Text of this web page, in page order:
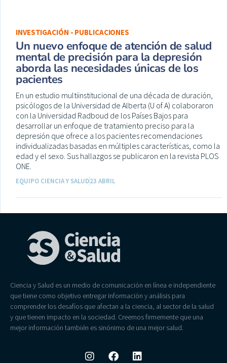
INVESTIGACIÓN - PUBLICACIONES
Un nuevo enfoque de atención de salud
mental de precisión para la depresión
aborda las necesidades únicas de los
pacientes
En un estudio multiinstitucional de una década de duración,
psicólogos de la Universidad de Alberta (U of A) colaboraron
con la Universidad Radboud de los Países Bajos para
desarrollar un enfoque de tratamiento preciso para la
depresión que ofrece a los pacientes recomendaciones
individualizadas basadas en múltiples características, como la
edad y el sexo. Sus hallazgos se publicaron en la revista PLOS
ONE.
EQUIPO CIENCIA Y SALUD23 ABRIL
Ciencia y Salud es un medio de comunicación en línea e independiente
que tiene como objetivo entregar información y análisis para
comprender los desafíos que afectan a la ciencia, al sector de la salud
y que tienen impacto en la sociedad. Creemos firmemente que una
mejor información también es sinónimo de una mejor salud.